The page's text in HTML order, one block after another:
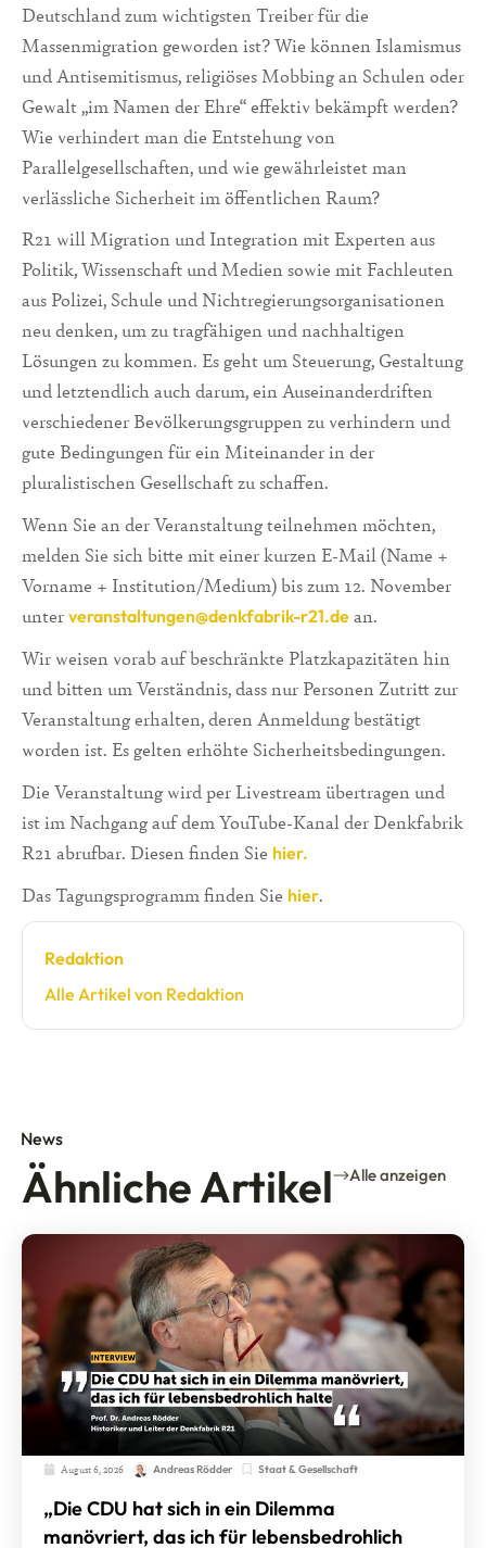
Deutschland zum wichtigsten Treiber für die
Massenmigration geworden ist? Wie können Islamismus
und Antisemitismus, religiöses Mobbing an Schulen oder
Gewalt „im Namen der Ehre“ effektiv bekämpft werden?
Wie verhindert man die Entstehung von
Parallelgesellschaften, und wie gewährleistet man
verlässliche Sicherheit im öffentlichen Raum?
R21 will Migration und Integration mit Experten aus
Politik, Wissenschaft und Medien sowie mit Fachleuten
aus Polizei, Schule und Nichtregierungsorganisationen
neu denken, um zu tragfähigen und nachhaltigen
Lösungen zu kommen. Es geht um Steuerung, Gestaltung
und letztendlich auch darum, ein Auseinanderdriften
verschiedener Bevölkerungsgruppen zu verhindern und
gute Bedingungen für ein Miteinander in der
pluralistischen Gesellschaft zu schaffen.
Wenn Sie an der Veranstaltung teilnehmen möchten,
melden Sie sich bitte mit einer kurzen E-Mail (Name +
Vorname + Institution/Medium) bis zum 12. November
unter veranstaltungen@denkfabrik-r21.de an.
Wir weisen vorab auf beschränkte Platzkapazitäten hin
und bitten um Verständnis, dass nur Personen Zutritt zur
Veranstaltung erhalten, deren Anmeldung bestätigt
worden ist. Es gelten erhöhte Sicherheitsbedingungen.
Die Veranstaltung wird per Livestream übertragen und
ist im Nachgang auf dem YouTube-Kanal der Denkfabrik
R21 abrufbar. Diesen finden Sie hier.
Das Tagungsprogramm finden Sie hier.
Redaktion
Alle Artikel von Redaktion
News
Ähnliche Artikel Alle anzeigen
August 6, 2026 Andreas Rödder Staat & Gesellschaft
„Die CDU hat sich in ein Dilemma
manövriert, das ich für lebensbedrohlich